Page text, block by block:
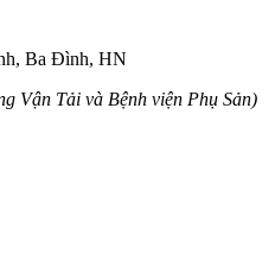
Ba Đình, HN
Vận Tải và Bệnh viện Phụ Sản)